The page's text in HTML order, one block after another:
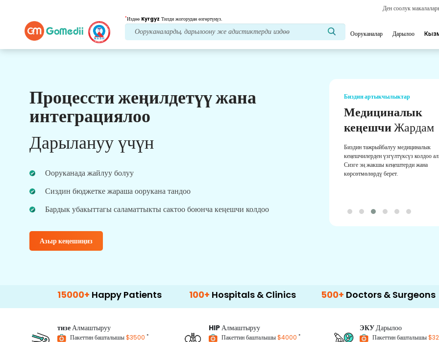
Ден соолук
*Издөө Kyrgyz Тилди жогорудан өзгөртүңүз.
Ооруканалар Дарылоо
Процессти жеңилдетүү жана
интеграциялоо
Дарылануу үчүн
Ооруканада жайлуу болуу
Сиздин бюджетке жараша оорукана тандоо
Бардык убакыттагы саламаттыкты сактоо боюнча кеңешчи колдоо
Азыр кеңешиңиз
Биздин артыкчылыктар
Медициналык
кеңешчиЖардам
Биздин тажрыйбалуу медициналык
көрсөтмөлөрдү берет.
Биздин артыкчылыктар
Онлайн видео
Консультациялар
Ден соолукту сактоо тажрыйбасын
үчүн реалдуу убакыт режиминде
боюнча эң тажрыйбалуу
онлайн консультация.
Happy Patients 100+Hospitals & Clinics 500+Doctors & Surgeons 14+
тизеАлмаштыруу
Пакеттин башталышы$3500 *
HIPАлмаштыруу
Пакеттин башталышы$4000 *
ЭКУДарылоо
Пакеттин башталышы